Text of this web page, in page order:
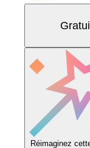
Réimaginez